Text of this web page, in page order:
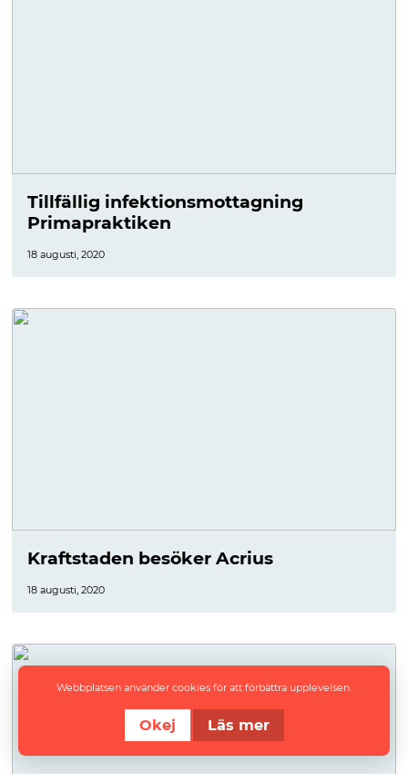
Tillfällig infektionsmottagning
Primapraktiken
18 augusti, 2020
Kraftstaden besöker Acrius
18 augusti, 2020
Webbplatsen använder cookies för att förbättra upplevelsen.
Okej Läs mer